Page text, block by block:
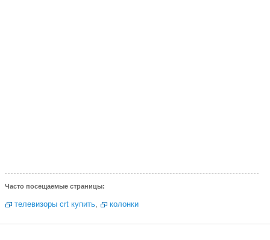
Часто посещаемые страницы:
телевизоры crt купить, колонки